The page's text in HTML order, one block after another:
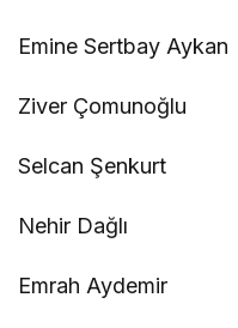
Emine Sertbay Aykan
Ziver Çomunoğlu
Selcan Şenkurt
Nehir Dağlı
Emrah Aydemir